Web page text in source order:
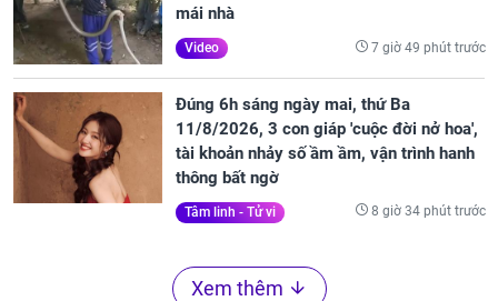
mái nhà
Video 7 giờ 49 phút trước
Đúng 6h sáng ngày mai, thứ Ba
11/8/2026, 3 con giáp 'cuộc đời nở hoa',
tài khoản nhảy số ầm ầm, vận trình hanh
thông bất ngờ
Tâm linh - Tử vi 8 giờ 34 phút trước
Xem thêm